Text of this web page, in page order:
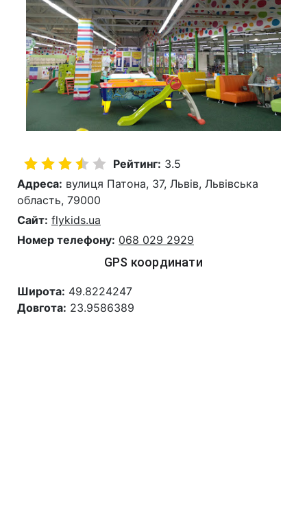
Рейтинг: 3.5
Адреса: вулиця Патона, 37, Львів, Львівська
область, 79000
Сайт: flykids.ua
Номер телефону: 068 029 2929
GPS координати
Широта: 49.8224247
Довгота: 23.9586389